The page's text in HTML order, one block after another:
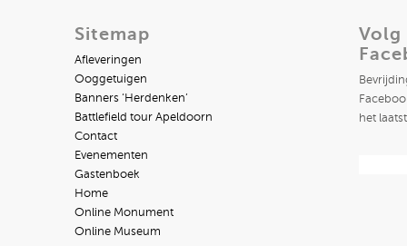
Sitemap
Afleveringen
Ooggetuigen
Banners ‘Herdenken’
Battlefield tour Apeldoorn
Contact
Evenementen
Gastenboek
Home
Online Monument
Online Museum
Volg
het